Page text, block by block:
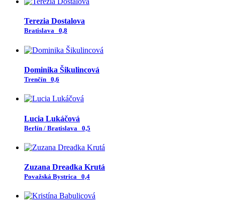
Terezia Dostalova
Bratislava 0,8
Dominika Šikulincová
Trenčín 0,6
Lucia Lukáčová
Berlín / Bratislava 0,5
Zuzana Dreadka Krutá
Považská Bystrica 0,4